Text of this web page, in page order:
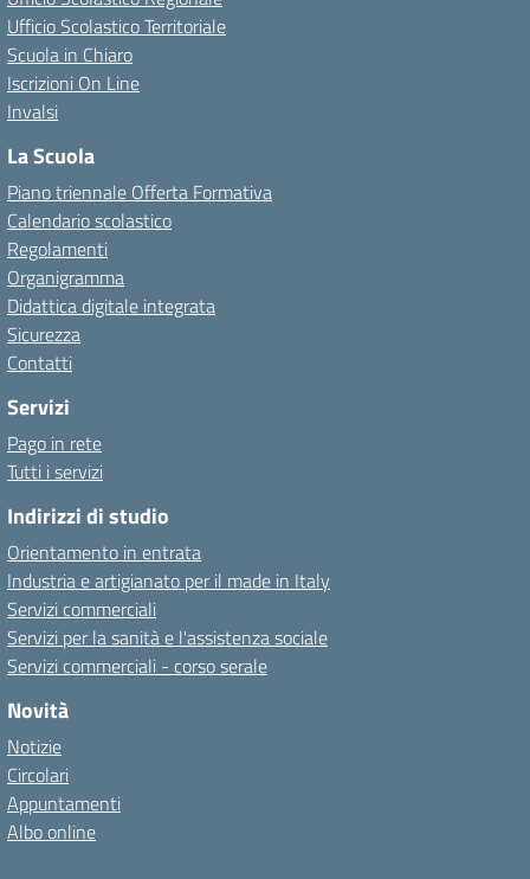
Ufficio Scolastico Territoriale
Scuola in Chiaro
Iscrizioni On Line
Invalsi
La Scuola
Piano triennale Offerta Formativa
Calendario scolastico
Regolamenti
Organigramma
Didattica digitale integrata
Sicurezza
Contatti
Servizi
Pago in rete
Tutti i servizi
Indirizzi di studio
Orientamento in entrata
Industria e artigianato per il made in Italy
Servizi commerciali
Servizi per la sanità e l'assistenza sociale
Servizi commerciali - corso serale
Novità
Notizie
Circolari
Appuntamenti
Albo online